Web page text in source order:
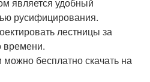
русифицирования.
лестницы за
времени.
бесплатно скачать на